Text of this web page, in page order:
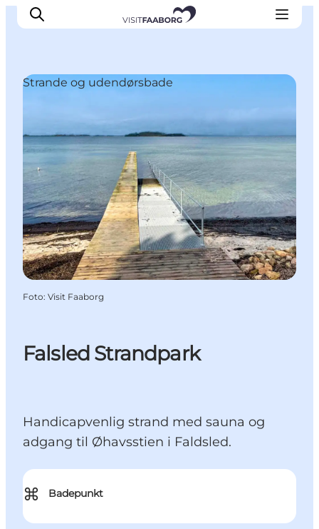
Overnatning
Spisesteder
Oplevelser
Øhop
Outdoor
Det sker
Falsled Strandpark
Handicapvenlig strand med sauna og
adgang til Øhavsstien i Faldsled.
⌘ Badepunkt
Strande og udendørsbade
Foto: Visit Faaborg